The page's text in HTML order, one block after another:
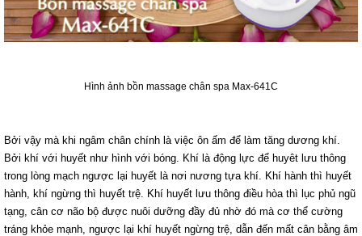
Hình ảnh bồn massage chân spa Max-641C
Bởi vậy mà khi ngâm chân chính là việc ôn ấm để làm tăng dương khí.
Bởi khí với huyết như hình với bóng. Khí là động lực để huyêt lưu thông
trong lòng mạch ngược lại huyết là nơi nương tựa khí. Khí hành thì huyết
hành, khí ngừng thì huyết trệ. Khí huyết lưu thông điều hòa thì lục phủ ngũ
tạng, cân cơ não bộ được nuôi dưỡng đầy đủ nhờ đó mà cơ thể cường
tráng khỏe mạnh, ngược lại khí huyết ngừng trệ, dẫn đến mất cân bằng âm